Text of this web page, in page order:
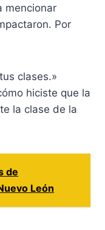
mencionar
Por
clases.»
hiciste que la
la clase de la
de
León